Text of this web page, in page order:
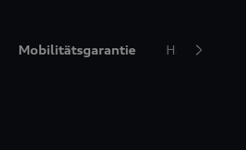
Mobilitätsgarantie Hol- und